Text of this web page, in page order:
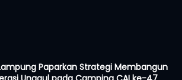
Paparkan Strategi Membangun